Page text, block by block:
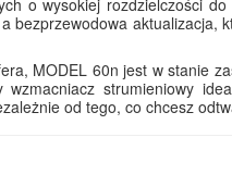
o wysokiej rozdzielczości
bezprzewodowa aktualizacja,
MODEL 60n jest w stanie
wzmacniacz strumieniowy
od tego, co chcesz